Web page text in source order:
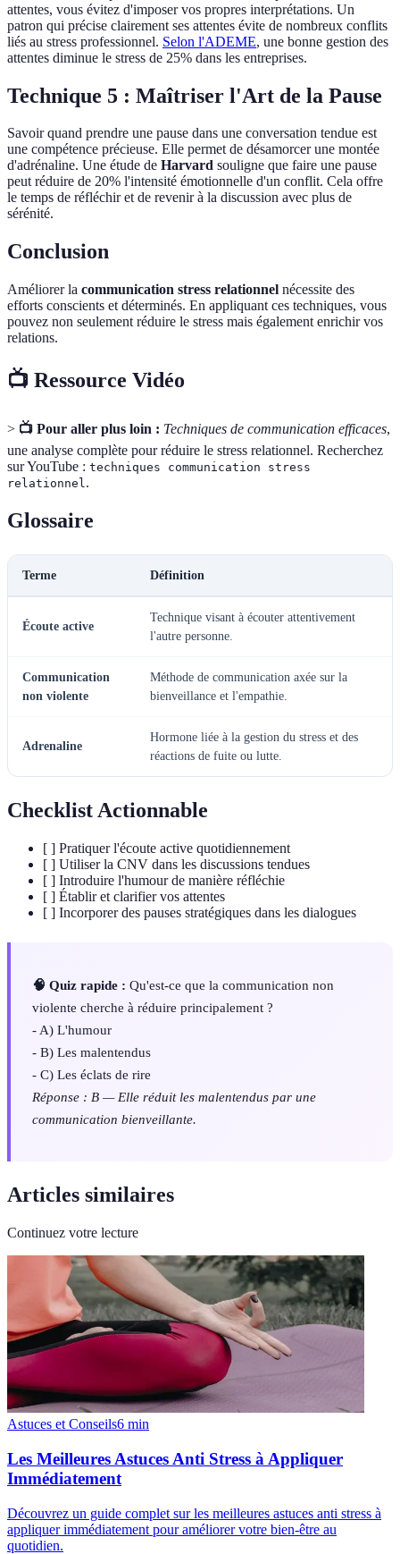
attentes, vous évitez d'imposer vos propres interprétations. Un
patron qui précise clairement ses attentes évite de nombreux conflits
liés au stress professionnel. Selon l'ADEME, une bonne gestion des
attentes diminue le stress de 25% dans les entreprises.
Technique 5 : Maîtriser l'Art de la Pause
Savoir quand prendre une pause dans une conversation tendue est
une compétence précieuse. Elle permet de désamorcer une montée
d'adrénaline. Une étude de Harvard souligne que faire une pause
peut réduire de 20% l'intensité émotionnelle d'un conflit. Cela offre
le temps de réfléchir et de revenir à la discussion avec plus de
sérénité.
Conclusion
Améliorer la communication stress relationnel nécessite des
efforts conscients et déterminés. En appliquant ces techniques, vous
pouvez non seulement réduire le stress mais également enrichir vos
relations.
📺 Ressource Vidéo
> 📺 Pour aller plus loin : Techniques de communication efficaces,
une analyse complète pour réduire le stress relationnel. Recherchez
sur YouTube : techniques communication stress
relationnel.
Glossaire
Terme Définition
Écoute active
Technique visant à écouter attentivement
l'autre personne.
Communication
non violente
Méthode de communication axée sur la
bienveillance et l'empathie.
Adrenaline
Hormone liée à la gestion du stress et des
réactions de fuite ou lutte.
Checklist Actionnable
[ ] Pratiquer l'écoute active quotidiennement
[ ] Utiliser la CNV dans les discussions tendues
[ ] Introduire l'humour de manière réfléchie
[ ] Établir et clarifier vos attentes
[ ] Incorporer des pauses stratégiques dans les dialogues
🧠 Quiz rapide : Qu'est-ce que la communication non
violente cherche à réduire principalement ?
- A) L'humour
- B) Les malentendus
- C) Les éclats de rire
Réponse : B — Elle réduit les malentendus par une
communication bienveillante.
Articles similaires
Continuez votre lecture
Astuces et Conseils6 min
Les Meilleures Astuces Anti Stress à Appliquer
Immédiatement
Découvrez un guide complet sur les meilleures astuces anti stress à
appliquer immédiatement pour améliorer votre bien-être au
quotidien.